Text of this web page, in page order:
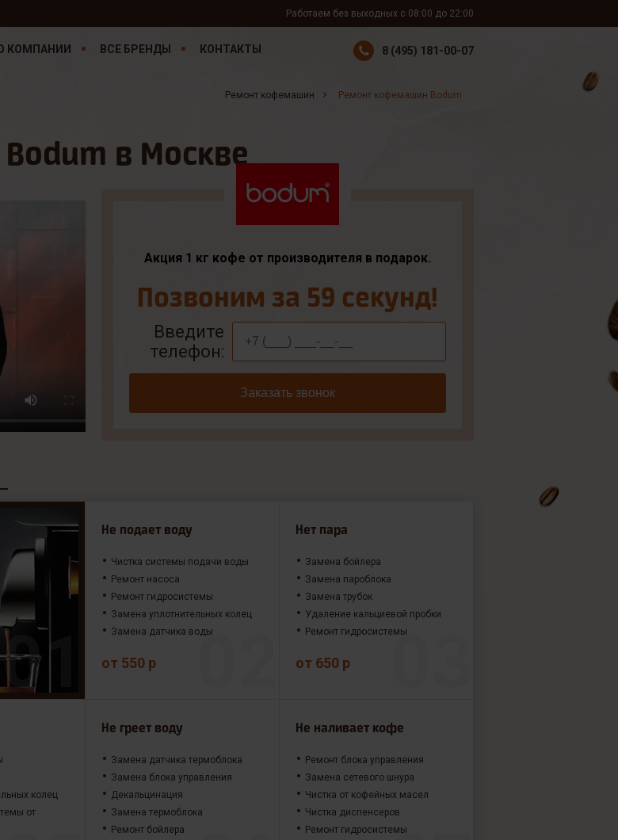
Работаем без выходных с 08:00 до 22:00
КОМПАНИИ ВСЕ БРЕНДЫ КОНТАКТЫ 8 (495) 181-00-07
Ремонт кофемашин Ремонт кофемашин Bodum
в Москве
Акция 1 кг кофе от производителя в подарок.
Позвоним за 59 секунд!
Введите
телефон:
Заказать звонок
Не подает воду
Чистка системы подачи воды
Ремонт насоса
Ремонт гидросистемы
Замена уплотнительных колец
Замена датчика воды
от 550 р
Нет пара
Замена бойлера
Замена пароблока
Замена трубок
Удаление кальциевой пробки
Ремонт гидросистемы
от 650 р
колец
от
Не греет воду
Замена датчика термоблока
Замена блока управления
Декальцинация
Замена термоблока
Ремонт бойлера
Не наливает кофе
Ремонт блока управления
Замена сетевого шнура
Чистка от кофейных масел
Чистка диспенсеров
Ремонт гидросистемы